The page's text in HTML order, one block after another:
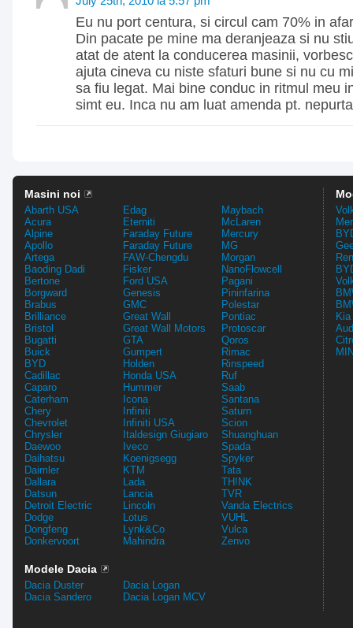
Eu nu port centura, si circul cam 70% in
Din pacate pe mine ma deranjeaza si nu
atat de atent la conducerea masinii,
ajuta cineva cu niste sfaturi bune si nu cu
sa fiu legat. Mai bine conduc in ritmul meu
simt eu. Inca nu am luat amenda pt.
Masini noi
Abarth USA
Acura
Alpine
Apollo
Artega
Baoding Dadi
Bertone
Borgward
Brabus
Brilliance
Bristol
Bugatti
Buick
BYD
Cadillac
Caparo
Caterham
Chery
Chevrolet
Chrysler
Daewoo
Daihatsu
Daimler
Dallara
Datsun
Detroit Electric
Dodge
Dongfeng
Donkervoort
Edag
Eterniti
Faraday Future
Faraday Future
FAW-Chengdu
Fisker
Ford USA
Genesis
GMC
Great Wall
Great Wall Motors
GTA
Gumpert
Holden
Honda USA
Hummer
Icona
Infiniti
Infiniti USA
Italdesign Giugiaro
Iveco
Koenigsegg
KTM
Lada
Lancia
Lincoln
Lotus
Lynk&Co
Mahindra
Maybach
McLaren
Mercury
MG
Morgan
NanoFlowcell
Pagani
Pininfarina
Polestar
Pontiac
Protoscar
Qoros
Rimac
Rinspeed
Ruf
Saab
Santana
Saturn
Scion
Shuanghuan
Spada
Spyker
Tata
TH!NK
TVR
Vanda Electrics
VUHL
Vulca
Zenvo
Modele Dacia
Dacia Duster
Dacia Sandero
Dacia Logan
Dacia Logan MCV